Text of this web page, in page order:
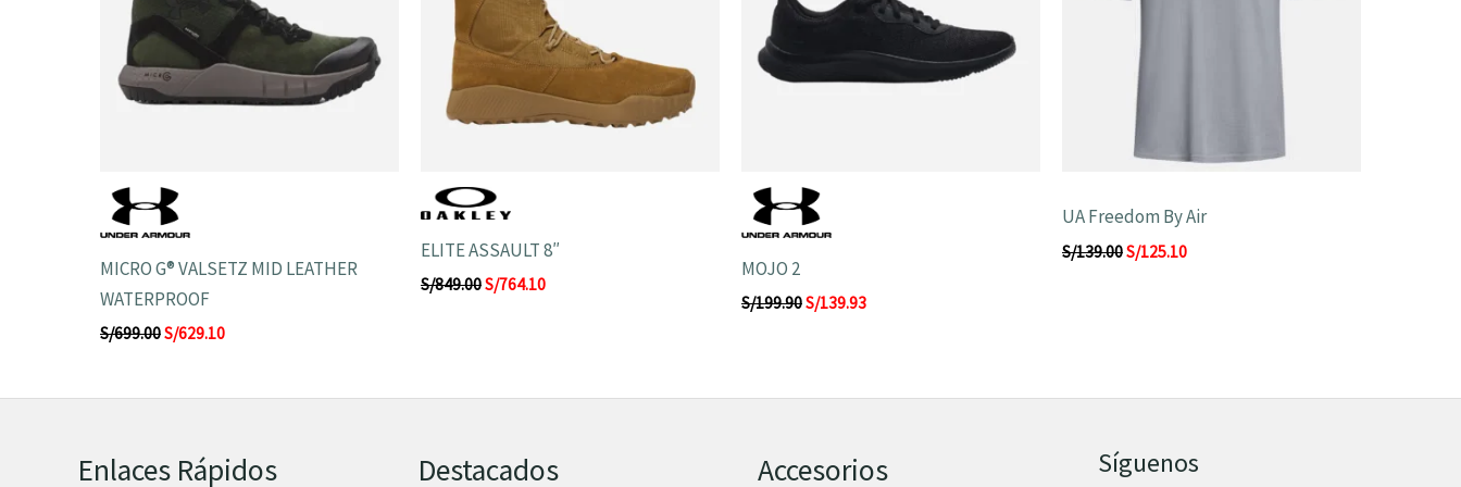
MICRO G® VALSETZ MID LEATHER
WATERPROOF
S/699.00S/629.10
ELITE ASSAULT 8″
S/849.00S/764.10
MOJO 2
S/199.90S/139.93
UA Freedom By Air
S/139.00S/125.10
Enlaces Rápidos Destacados Accesorios Síguenos